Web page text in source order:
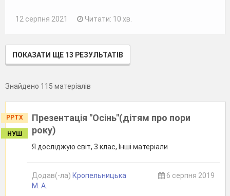
12 серпня 2021 Читати: 10 хв.
ПОКАЗАТИ ЩЕ 13 РЕЗУЛЬТАТІВ
Знайдено 115 матеріалів
PPTX
НУШ
Презентація "Осінь"(дітям про пори
року)
Я досліджую світ, 3 клас, Інші матеріали
Додав(-ла) Кропельницька
М. А.
6 серпня 2019